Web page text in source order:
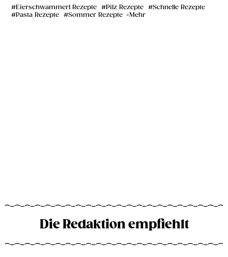
Eierschwammerl Rezepte Pilz Rezepte
Schnelle Rezepte
Pasta Rezepte
Sommer Rezepte Mehr
Die Redaktion empfiehlt